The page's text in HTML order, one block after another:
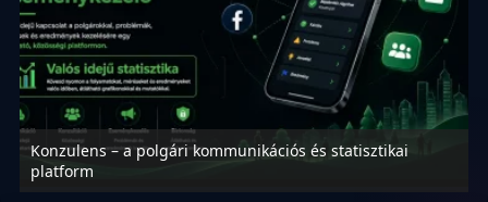
Konzulens – a polgári kommunikációs és statisztikai
platform